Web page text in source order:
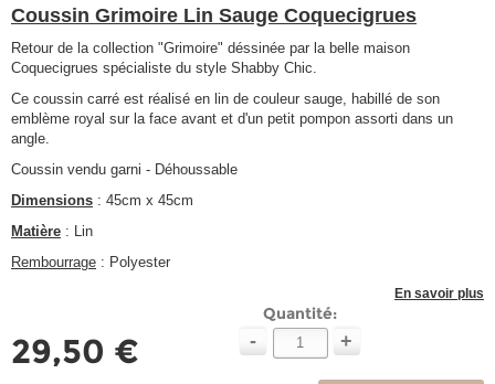
Coussin Grimoire Lin Sauge Coquecigrues
Retour de la collection "Grimoire" déssinée par la belle maison
Coquecigrues spécialiste du style Shabby Chic.
Ce coussin carré est réalisé en lin de couleur sauge, habillé de son
emblème royal sur la face avant et d'un petit pompon assorti dans un
angle.
Coussin vendu garni - Déhoussable
Dimensions : 45cm x 45cm
Matière : Lin
Rembourrage : Polyester
En savoir plus
29,50 €
Quantité:
- +